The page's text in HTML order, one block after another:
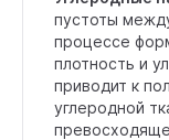
пустоты
процессе
плотность и
приводит к
углеродной